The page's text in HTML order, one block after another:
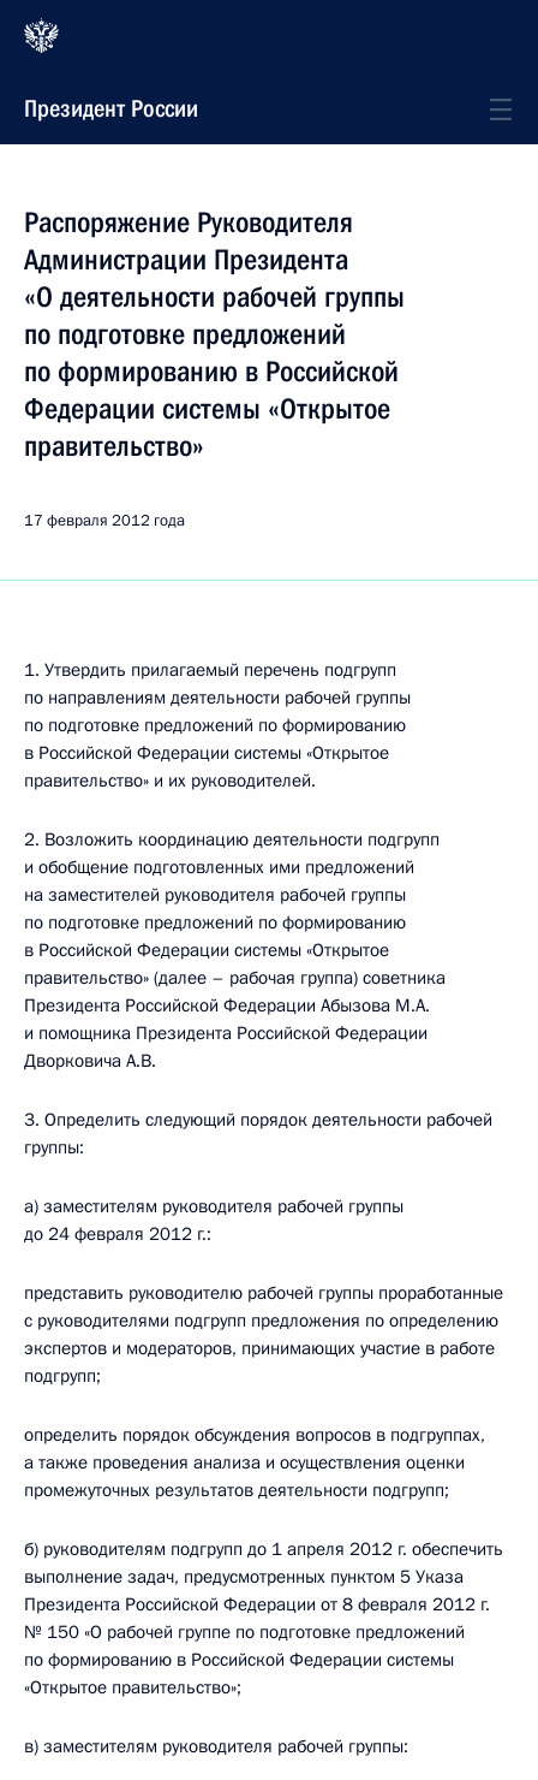
Президент России
Распоряжение Руководителя
Администрации Президента
«О деятельности рабочей группы
по подготовке предложений
по формированию в Российской
Федерации системы «Открытое
правительство»
17 февраля 2012 года
1. Утвердить прилагаемый перечень подгрупп
по направлениям деятельности рабочей группы
по подготовке предложений по формированию
в Российской Федерации системы «Открытое
правительство» и их руководителей.
2. Возложить координацию деятельности подгрупп
и обобщение подготовленных ими предложений
на заместителей руководителя рабочей группы
по подготовке предложений по формированию
в Российской Федерации системы «Открытое
правительство» (далее – рабочая группа) советника
Президента Российской Федерации Абызова М.А.
и помощника Президента Российской Федерации
Дворковича А.В.
3. Определить следующий порядок деятельности рабочей
группы:
а) заместителям руководителя рабочей группы
до 24 февраля 2012 г.:
представить руководителю рабочей группы проработанные
с руководителями подгрупп предложения по определению
экспертов и модераторов, принимающих участие в работе
подгрупп;
определить порядок обсуждения вопросов в подгруппах,
а также проведения анализа и осуществления оценки
промежуточных результатов деятельности подгрупп;
б) руководителям подгрупп до 1 апреля 2012 г. обеспечить
выполнение задач, предусмотренных пунктом 5 Указа
Президента Российской Федерации от 8 февраля 2012 г.
№ 150 «О рабочей группе по подготовке предложений
по формированию в Российской Федерации системы
«Открытое правительство»;
в) заместителям руководителя рабочей группы: